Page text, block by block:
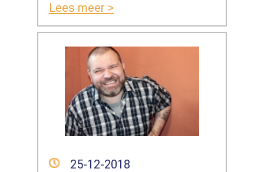
Lees meer >
25-12-2018